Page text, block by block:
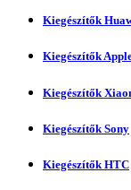
Kiegészítők
Kiegészítők
Kiegészítők
Kiegészítők Sony
Kiegészítők HTC